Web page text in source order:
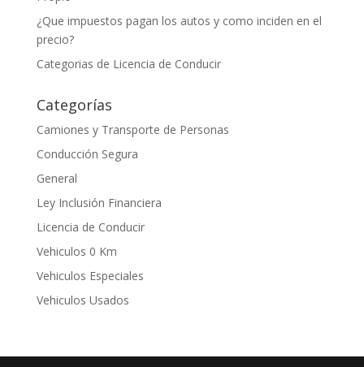
¿Que impuestos pagan los autos y como inciden en el
precio?
Categorias de Licencia de Conducir
Categorías
Camiones y Transporte de Personas
Conducción Segura
General
Ley Inclusión Financiera
Licencia de Conducir
Vehiculos 0 Km
Vehiculos Especiales
Vehiculos Usados